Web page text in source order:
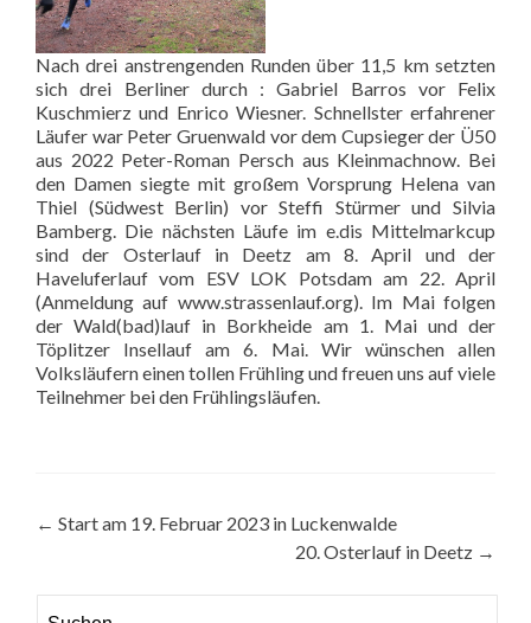
Nach drei anstrengenden Runden über 11,5 km setzten
sich drei Berliner durch : Gabriel Barros vor Felix
Kuschmierz und Enrico Wiesner. Schnellster erfahrener
Läufer war Peter Gruenwald vor dem Cupsieger der Ü50
aus 2022 Peter-Roman Persch aus Kleinmachnow. Bei
den Damen siegte mit großem Vorsprung Helena van
Thiel (Südwest Berlin) vor Steffi Stürmer und Silvia
Bamberg. Die nächsten Läufe im e.dis Mittelmarkcup
sind der Osterlauf in Deetz am 8. April und der
Haveluferlauf vom ESV LOK Potsdam am 22. April
(Anmeldung auf www.strassenlauf.org). Im Mai folgen
der Wald(bad)lauf in Borkheide am 1. Mai und der
Töplitzer Insellauf am 6. Mai. Wir wünschen allen
Volksläufern einen tollen Frühling und freuen uns auf viele
Teilnehmer bei den Frühlingsläufen.
Beitragsnavigation
← Start am 19. Februar 2023 in Luckenwalde
20. Osterlauf in Deetz →